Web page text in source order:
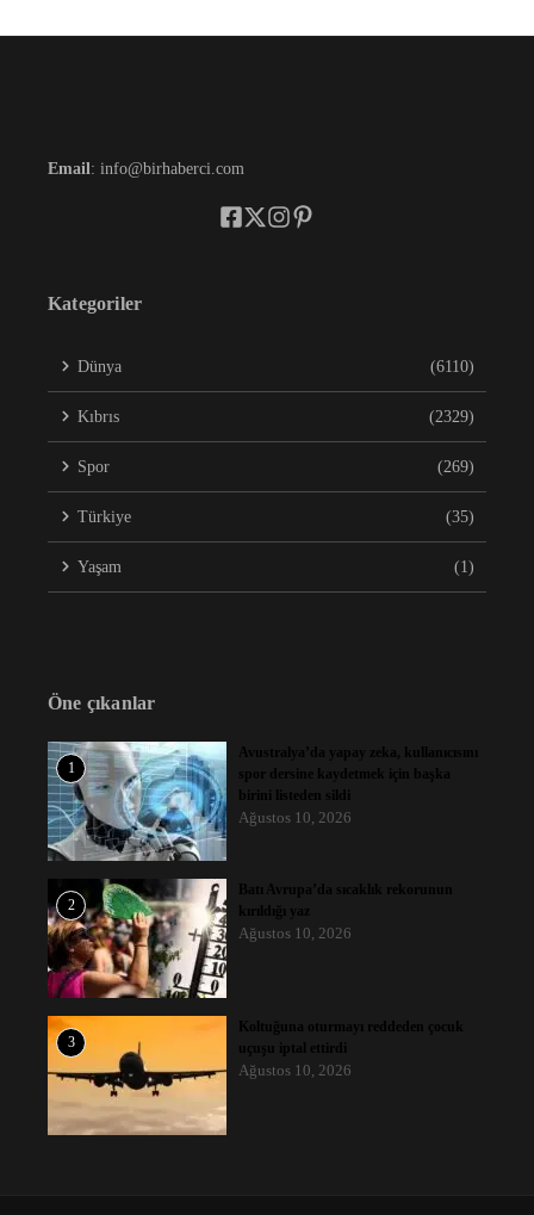
Email : info@birhaberci.com
Kategoriler
Dünya (6110)
Kıbrıs (2329)
Spor (269)
Türkiye (35)
Yaşam (1)
Öne çıkanlar
1
Avustralya’da yapay zeka, kullanıcısını
spor dersine kaydetmek için başka
birini listeden sildi
Ağustos 10, 2026
2
Batı Avrupa’da sıcaklık rekorunun
kırıldığı yaz
Ağustos 10, 2026
3
Koltuğuna oturmayı reddeden çocuk
uçuşu iptal ettirdi
Ağustos 10, 2026